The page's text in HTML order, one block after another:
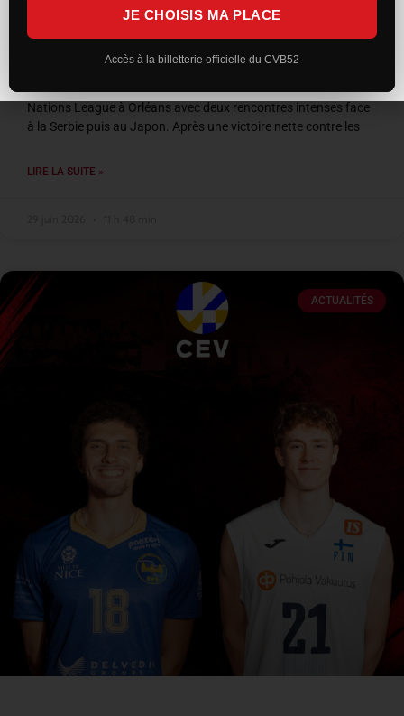
VNL 2026 : les Bleus entre confirmation et
frustration à Orléans
Nations League à Orléans avec deux rencontres intenses face
à la Serbie puis au Japon. Après une victoire nette contre les
LIRE LA SUITE »
ACTUALITÉS
JE CHOISIS MA PLACE
Accès à la billetterie officielle du CVB52